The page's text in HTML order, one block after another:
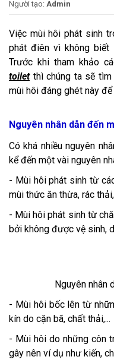
Người tạo: Admin
Việc mùi hôi phát sinh
phát điên vì không biết
Trước khi tham khảo
toiletthì chúng ta sẽ tìm
mùi hôi đáng ghét này
Nguyên nhân dẫn đến
Có khá nhiều nguyên
kể đến một vài nguyên
- Mùi hôi phát sinh từ
mùi thức ăn thừa, rác
- Mùi hôi phát sinh từ
bởi không được vệ sinh,
Nguyên nhân
- Mùi hôi bốc lên từ
kín do cặn bã, chất thải,...
- Mùi hôi do những côn
gây nên ví dụ như kiến,